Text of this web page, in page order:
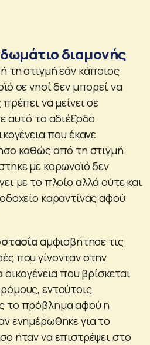
διαμονής
τη στιγμή εάν κάποιος
σε νησί δεν μπορεί να
να μείνει σε
αυτό το αδιέξοδο
που έκανε
καθώς από τη στιγμή
με κορωνοϊό δεν
με το πλοίο αλλά ούτε και
καραντίνας αφού
αμφισβήτησε τις
που γίνονταν στην
οικογένεια που βρίσκεται
εντούτοις
το πρόβλημα αφού η
ενημέρωθηκε για το
ήταν να επιστρέψει στο